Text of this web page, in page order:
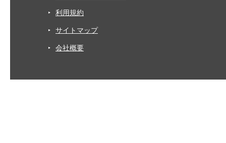
利用規約
サイトマップ
会社概要